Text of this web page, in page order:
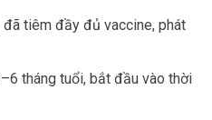
đã tiêm đầy đủ vaccine, phát
tháng tuổi, bắt đầu vào thời